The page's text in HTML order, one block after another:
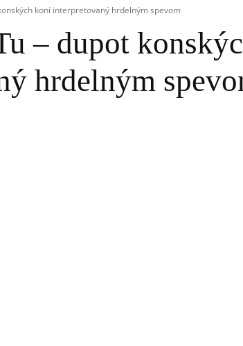
koní interpretovaný hrdelným spevom
– dupot
hrdelným